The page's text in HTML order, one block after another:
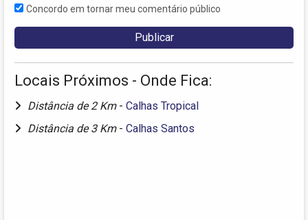
Concordo em tornar meu comentário público
Locais Próximos - Onde Fica:
Distância de 2 Km - Calhas Tropical
Distância de 3 Km - Calhas Santos